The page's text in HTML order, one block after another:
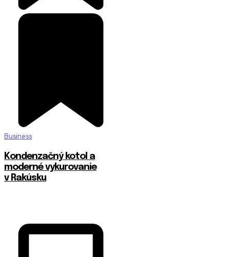
Business
Kondenzačný kotol a
moderné vykurovanie
v Rakúsku